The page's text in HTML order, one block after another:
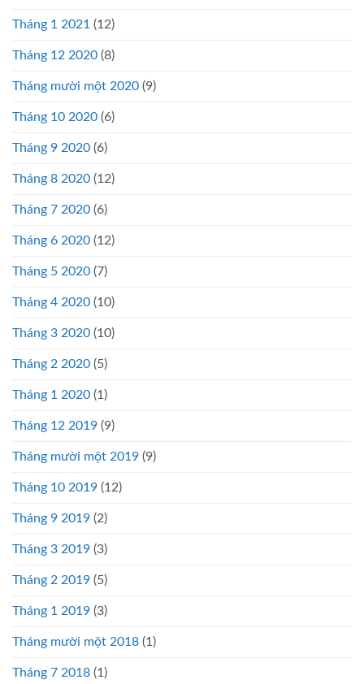
Tháng 1 2021 (12)
Tháng 12 2020 (8)
Tháng mười một 2020 (9)
Tháng 10 2020 (6)
Tháng 9 2020 (6)
Tháng 8 2020 (12)
Tháng 7 2020 (6)
Tháng 6 2020 (12)
Tháng 5 2020 (7)
Tháng 4 2020 (10)
Tháng 3 2020 (10)
Tháng 2 2020 (5)
Tháng 1 2020 (1)
Tháng 12 2019 (9)
Tháng mười một 2019 (9)
Tháng 10 2019 (12)
Tháng 9 2019 (2)
Tháng 3 2019 (3)
Tháng 2 2019 (5)
Tháng 1 2019 (3)
Tháng mười một 2018 (1)
Tháng 7 2018 (1)